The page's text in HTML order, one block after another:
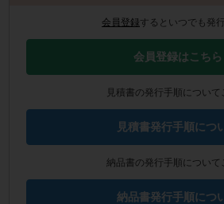
会員登録するといつでも発
会員登録はこちら
見積書の発行手順について
見積書発行手順につ
納品書の発行手順について
納品書発行手順につ